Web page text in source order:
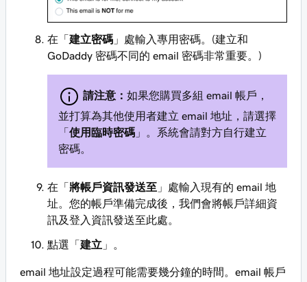
在「 建立密碼 」處輸入專用密碼。(建立和
GoDaddy 密碼不同的 email 密碼非常重要。)
請注意： 如果您購買多組 email 帳戶，
並打算為其他使用者建立 email 地址，請選擇
「 使用臨時密碼 」。系統會請對方自行建立
密碼。
在「 將帳戶資訊發送至 」處輸入現有的 email 地
址。您的帳戶準備完成後，我們會將帳戶詳細資
訊及登入資訊發送至此處。
點選「 建立 」。
email 地址設定過程可能需要幾分鐘的時間。email 帳戶